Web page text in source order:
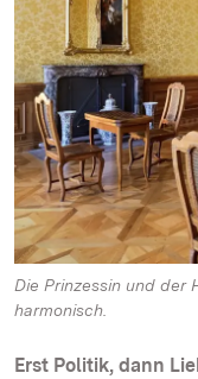
Die Prinzessin und der
harmonisch.
Erst Politik, dann